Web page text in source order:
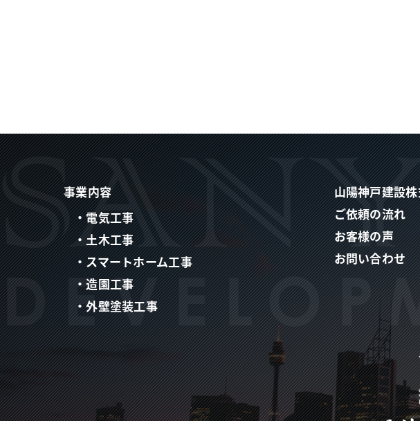
事業内容
・電気工事
・土木工事
・スマートホーム工事
・造園工事
・外壁塗装工事
山陽神戸建設
ご依頼の流れ
お客様の声
お問い合わせ